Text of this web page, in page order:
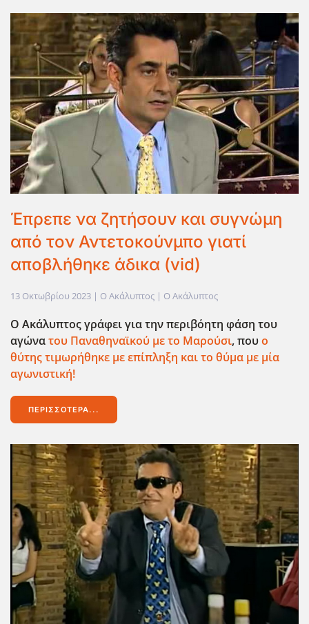
Έπρεπε να ζητήσουν και συγνώμη
από τον Αντετοκούνμπο γιατί
αποβλήθηκε άδικα (vid)
13 Οκτωβρίου 2023 | Ο Ακάλυπτος | Ο Ακάλυπτος
Ο Ακάλυπτος γράφει για την περιβόητη φάση του
αγώνατου Παναθηναϊκού με το Μαρούσι, πουο
θύτης τιμωρήθηκε με επίπληξη και το θύμα με μία
αγωνιστική!
ΠΕΡΙΣΣΌΤΕΡΑ...